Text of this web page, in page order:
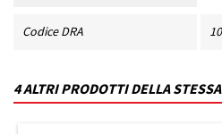
Codice DRA
4 ALTRI PRODOTTI DELLA